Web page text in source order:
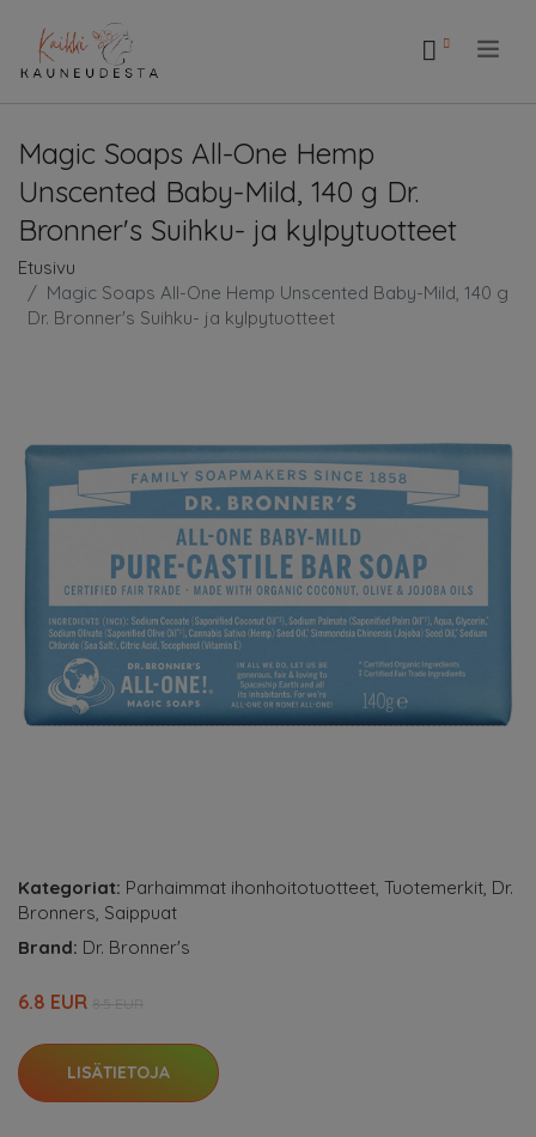
Magic Soaps All-One Hemp
Unscented Baby-Mild, 140 g Dr.
Bronner's Suihku- ja kylpytuotteet
Etusivu
Magic Soaps All-One Hemp Unscented Baby-Mild, 140 g
Dr. Bronner's Suihku- ja kylpytuotteet
Kategoriat: Parhaimmat ihonhoitotuotteet, Tuotemerkit, Dr.
Bronners, Saippuat
Brand: Dr. Bronner's
6.8 EUR
LISÄTIETOJA